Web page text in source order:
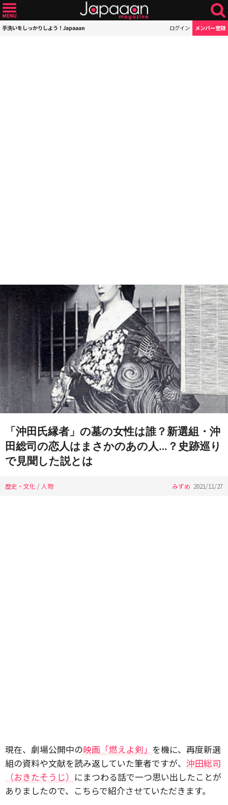
手洗いをしっかりしよう！Japaaan ログイン メンバー登録
「沖田氏縁者」の墓の女性は誰？新選組・沖
田総司の恋人はまさかのあの人…？史跡巡り
で見聞した説とは
歴史・文化 / 人物 みずめ 2021/11/27
現在、劇場公開中の映画「燃えよ剣」 を機に、再度新選
組の資料や文献を読み返していた筆者ですが、 沖田総司
（おきたそうじ） にまつわる話で一つ思い出したことが
ありましたので、こちらで紹介させていただきます。